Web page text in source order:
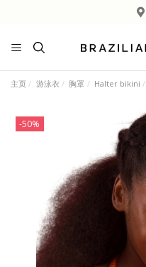
主页 游泳衣 胸罩 Halter bikini
-50%